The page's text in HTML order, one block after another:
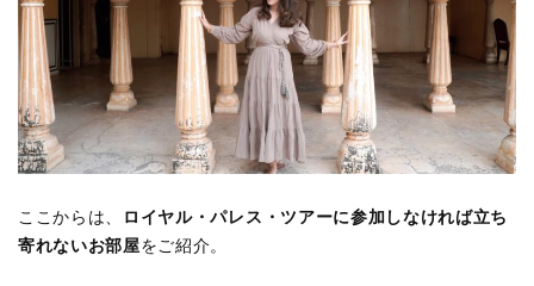
ここからは、
ロイヤル・パレス・ツアーに参加しなければ立ち
寄れないお部屋をご紹介。